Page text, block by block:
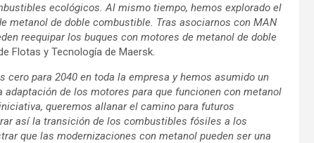
ecológicos. Al mismo tiempo, hemos explorado el
metanol de doble combustible. Tras asociarnos con MAN
reequipar los buques con motores de metanol de doble
Flotas y Tecnología de Maersk.
para 2040 en toda la empresa y hemos asumido un
de los motores para que funcionen con metanol
queremos allanar el camino para futuros
así la transición de los combustibles fósiles a los
que las modernizaciones con metanol pueden ser una